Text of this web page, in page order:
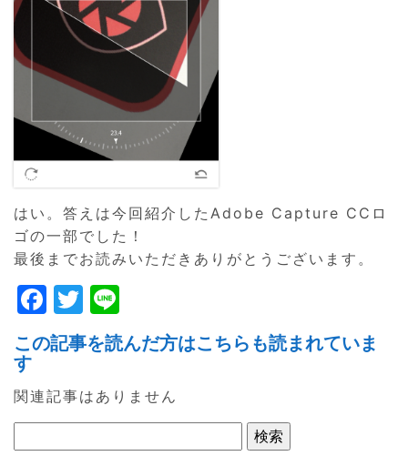
はい。答えは今回紹介したAdobe Capture CCロ
ゴの一部でした！
最後までお読みいただきありがとうございます。
F
a
c
e
b
o
T
w
itt
er
n
e
この記事を読んだ方はこちらも読まれていま
す
関連記事はありません